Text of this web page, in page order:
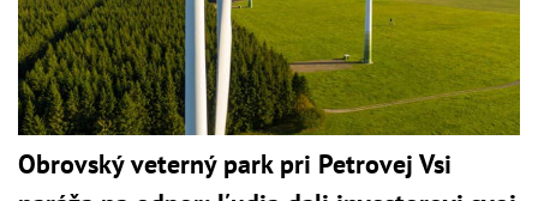
Obrovský veterný park pri Petrovej Vsi